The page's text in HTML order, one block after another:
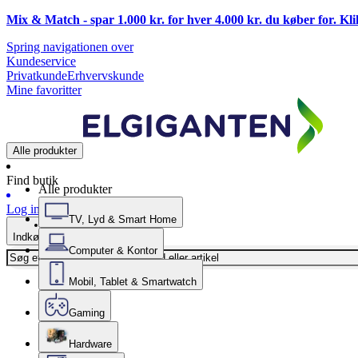
Mix & Match - spar 1.000 kr. for hver 4.000 kr. du køber for.
Spring navigationen over
Kundeservice
PrivatkundeErhvervskunde
Mine favoritter
Alle produkter
Find butik
Log ind
Indkøbskurv
Alle produkter
TV, Lyd & Smart Home
Computer & Kontor
Mobil, Tablet & Smartwatch
Gaming
Hardware